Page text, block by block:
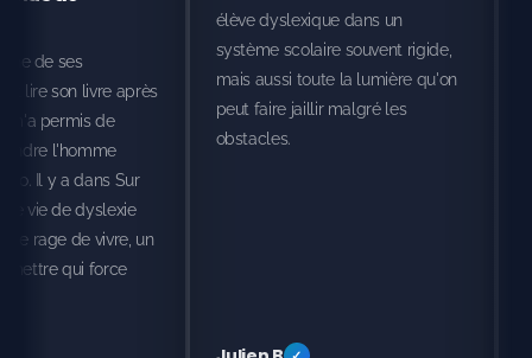
Ce livre devrait être dans toutes
les écoles. Il donne une voix à
ceux qu'on entend trop peu.
Son écriture est
sincère, et
Un must pour mieux
les troubles dys et